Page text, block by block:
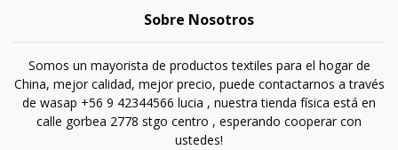
Sobre Nosotros
Somos un mayorista de productos textiles para el hogar de
China, mejor calidad, mejor precio, puede contactarnos a través
de wasap +56 9 42344566 lucia , nuestra tienda física está en
calle gorbea 2778 stgo centro , esperando cooperar con
ustedes!